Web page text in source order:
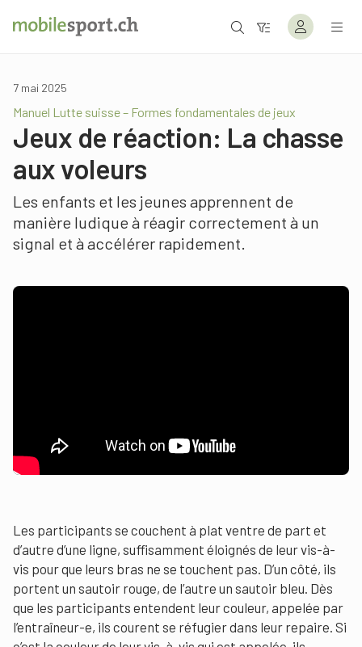
7 mai 2025
Manuel Lutte suisse – Formes fondamentales de jeux
Jeux de réaction: La chasse
aux voleurs
Les enfants et les jeunes apprennent de
manière ludique à réagir correctement à un
signal et à accélérer rapidement.
Les participants se couchent à plat ventre de part et
d’autre d’une ligne, suffisamment éloignés de leur vis-à-
vis pour que leurs bras ne se touchent pas. D’un côté, ils
portent un sautoir rouge, de l’autre un sautoir bleu. Dès
que les participants entendent leur couleur, appelée par
l’entraîneur-e, ils courent se réfugier dans leur repaire. Si